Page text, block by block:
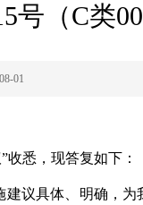
号（C类
01
收悉，现答复如下：
议具体、明确，